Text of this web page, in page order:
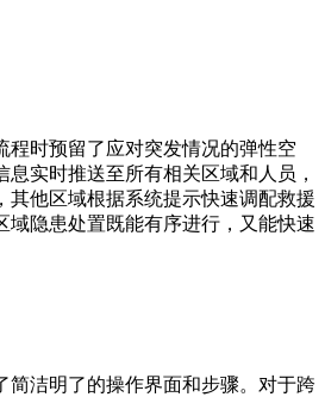
时预留了应对突发情况的弹性空
实时推送至所有相关区域和人员，
他区域根据系统提示快速调配救援
隐患处置既能有序进行，又能快速
洁明了的操作界面和步骤。对于跨